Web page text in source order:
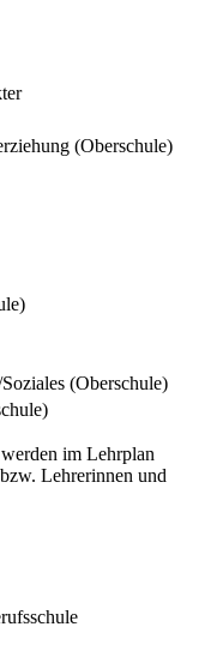
(Oberschule)
(Oberschule)
im Lehrplan
Lehrerinnen und